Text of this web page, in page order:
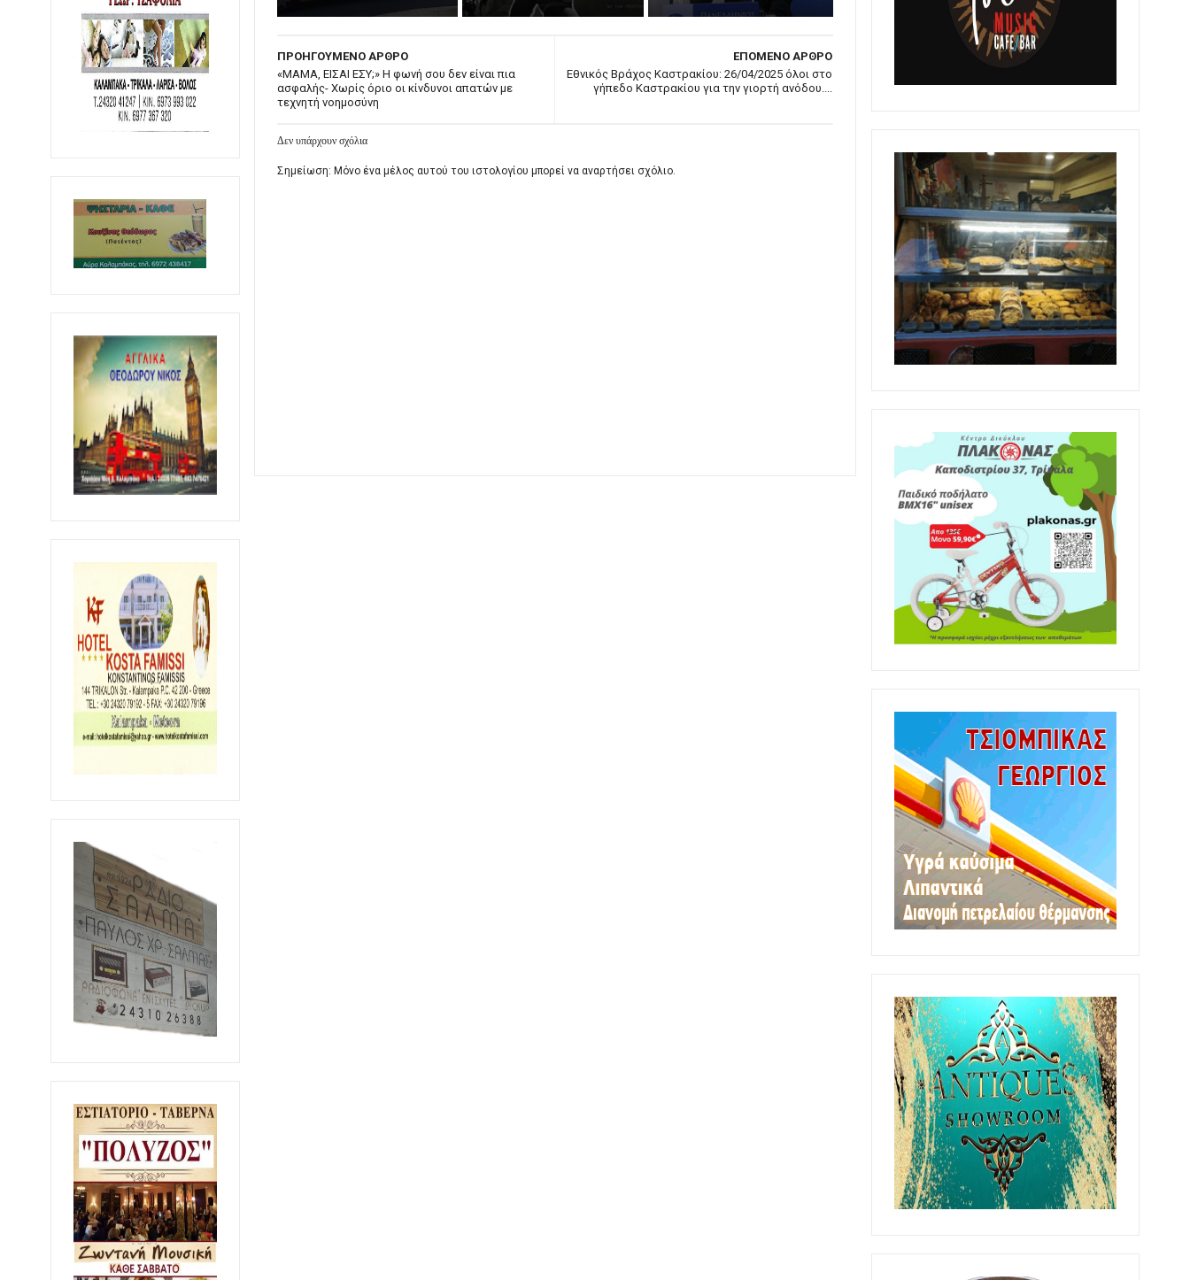
ΕΠΟΜΕΝΟ ΑΡΘΡΟ
Εθνικός Βράχος Καστρακίου: 26/04/2025 όλοι στο
γήπεδο Καστρακίου για την γιορτή ανόδου....
ΠΡΟΗΓΟΥΜΕΝΟ ΑΡΘΡΟ
«ΜΑΜΑ, ΕΙΣΑΙ ΕΣΥ;» H φωνή σου δεν είναι πια
ασφαλής- Xωρίς όριο οι κίνδυνοι απατών με
τεχνητή νοημοσύνη
Δεν υπάρχουν σχόλια
Σημείωση: Μόνο ένα μέλος αυτού του ιστολογίου μπορεί να αναρτήσει σχόλιο.